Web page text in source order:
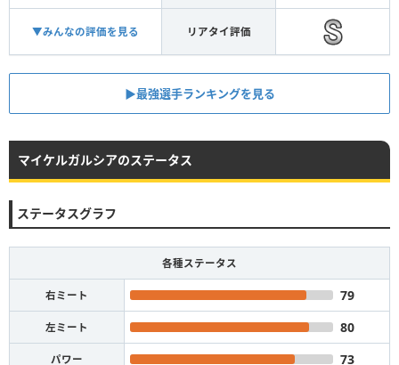
▼みんなの評価を見る リアタイ評価
▶︎最強選手ランキングを見る
マイケルガルシアのステータス
ステータスグラフ
各種ステータス
右ミート 79
左ミート 80
パワー 73